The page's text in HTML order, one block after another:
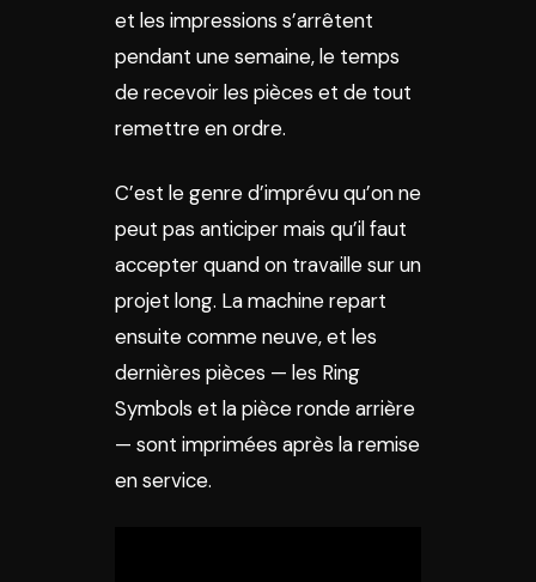
et les impressions s’arrêtent
pendant une semaine, le temps
de recevoir les pièces et de tout
remettre en ordre.
C’est le genre d’imprévu qu’on ne
peut pas anticiper mais qu’il faut
accepter quand on travaille sur un
projet long. La machine repart
ensuite comme neuve, et les
dernières pièces — les Ring
Symbols et la pièce ronde arrière
— sont imprimées après la remise
en service.